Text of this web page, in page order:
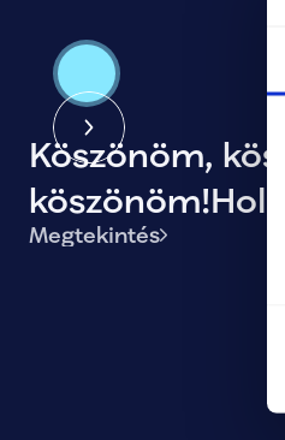
Köszönöm,
történelmet
Megtekintés